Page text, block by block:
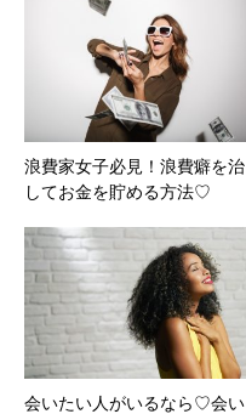
浪費家女子必見！浪費癖を治
してお金を貯める方法♡
会いたい人がいるなら♡会い